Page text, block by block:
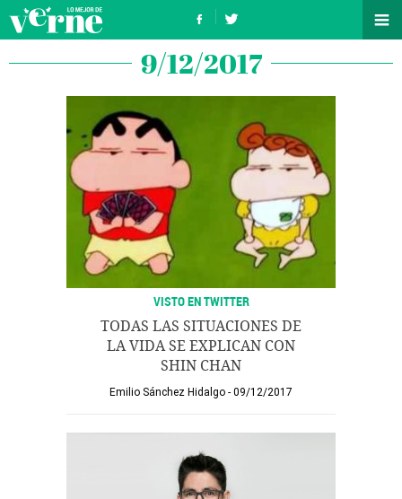
9/12/2017
VISTO EN TWITTER
TODAS LAS SITUACIONES DE
LA VIDA SE EXPLICAN CON
SHIN CHAN
Emilio Sánchez Hidalgo 09/12/2017